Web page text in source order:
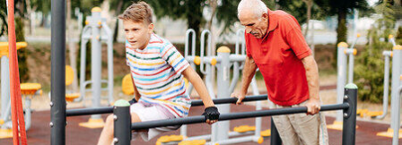
Zum Hauptinhalt springen
Erklärung zur Barrierefreiheit anzeigen